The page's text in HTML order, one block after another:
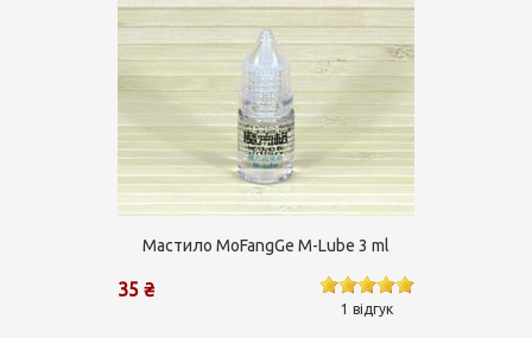
Мастило MoFangGe M-Lube 3 ml
35 ₴
1 відгук